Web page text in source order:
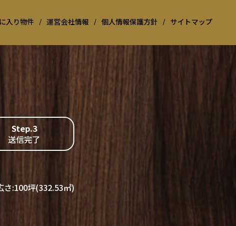
入り物件 / 運営会社情報 / 個人情報保護方針 / サイトマップ
Step.3
送信完了
さ:100坪(332.53㎡)